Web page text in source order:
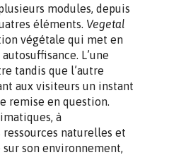
modules, depuis
éléments. Vegetal
végétale qui met en
L’une
tandis que l’autre
aux visiteurs un instant
remise en question.
à
ressources naturelles et
son environnement,